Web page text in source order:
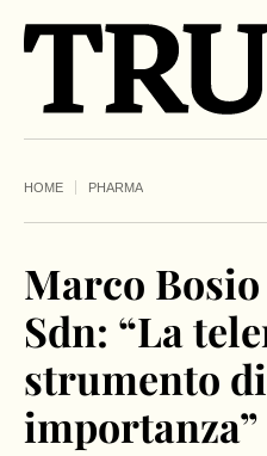
HOME PHARMA
Marco
Sdn: “La
strumento
importanza”